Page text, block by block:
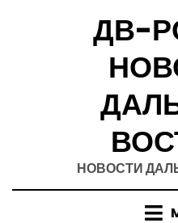
ДВ-
НОВОСТИ